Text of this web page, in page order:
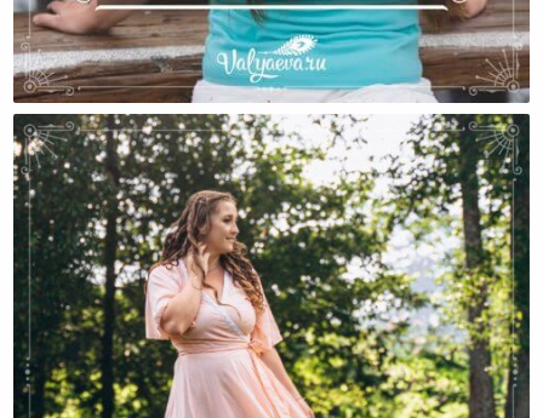
Путешествие – Это Возможность